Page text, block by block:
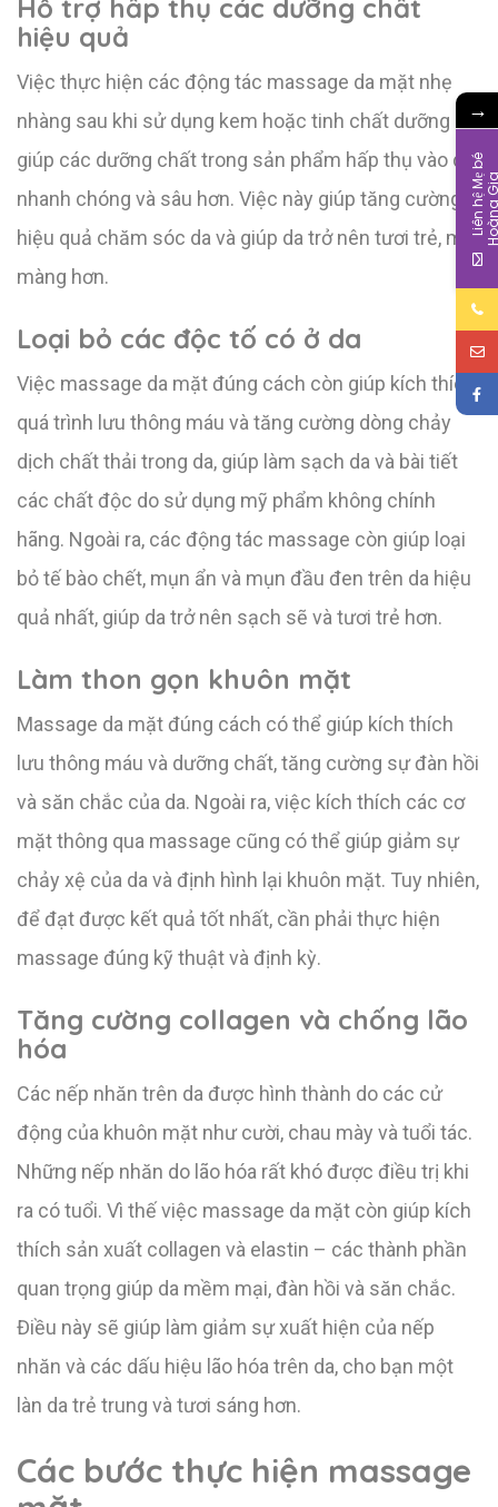
Hỗ trợ hấp thụ các dưỡng chất
hiệu quả
Việc thực hiện các động tác massage da mặt nhẹ
nhàng sau khi sử dụng kem hoặc tinh chất dưỡng da
giúp các dưỡng chất trong sản phẩm hấp thụ vào da
nhanh chóng và sâu hơn. Việc này giúp tăng cường
hiệu quả chăm sóc da và giúp da trở nên tươi trẻ, mịn
màng hơn.
Loại bỏ các độc tố có ở da
Việc massage da mặt đúng cách còn giúp kích thích
quá trình lưu thông máu và tăng cường dòng chảy
dịch chất thải trong da, giúp làm sạch da và bài tiết
các chất độc do sử dụng mỹ phẩm không chính
hãng. Ngoài ra, các động tác massage còn giúp loại
bỏ tế bào chết, mụn ẩn và mụn đầu đen trên da hiệu
quả nhất, giúp da trở nên sạch sẽ và tươi trẻ hơn.
Làm thon gọn khuôn mặt
Massage da mặt đúng cách có thể giúp kích thích
lưu thông máu và dưỡng chất, tăng cường sự đàn hồi
và săn chắc của da. Ngoài ra, việc kích thích các cơ
mặt thông qua massage cũng có thể giúp giảm sự
chảy xệ của da và định hình lại khuôn mặt. Tuy nhiên,
để đạt được kết quả tốt nhất, cần phải thực hiện
massage đúng kỹ thuật và định kỳ.
Tăng cường collagen và chống lão
hóa
Các nếp nhăn trên da được hình thành do các cử
động của khuôn mặt như cười, chau mày và tuổi tác.
Những nếp nhăn do lão hóa rất khó được điều trị khi
ra có tuổi. Vì thế việc massage da mặt còn giúp kích
thích sản xuất collagen và elastin – các thành phần
quan trọng giúp da mềm mại, đàn hồi và săn chắc.
Điều này sẽ giúp làm giảm sự xuất hiện của nếp
nhăn và các dấu hiệu lão hóa trên da, cho bạn một
làn da trẻ trung và tươi sáng hơn.
Các bước thực hiện massage
→
L
i
ê
n
h
ệ
M
b
é
H
o
à
n
g
G
i